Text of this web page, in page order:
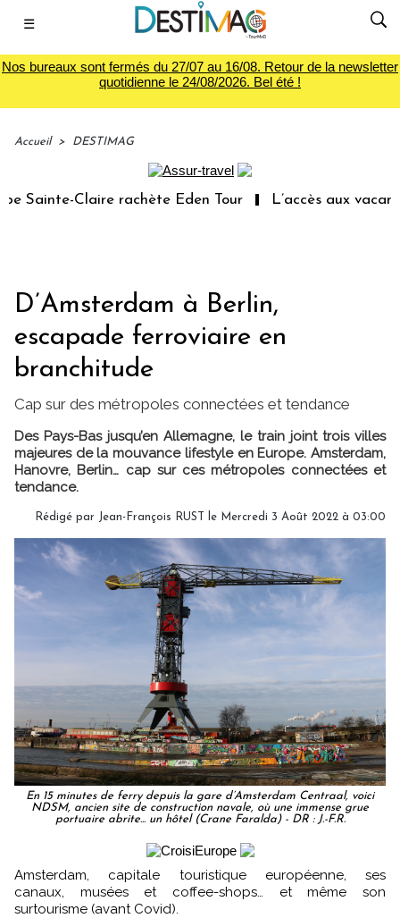
☰
Nos bureaux sont fermés du 27/07 au 16/08. Retour de la newsletter
quotidienne le 24/08/2026. Bel été !
Accueil > DESTIMAG
Sainte-Claire rachète Eden Tour L’accès aux
D’Amsterdam à Berlin,
escapade ferroviaire en
branchitude
Cap sur des métropoles connectées et tendance
Des Pays-Bas jusqu’en Allemagne, le train joint trois villes
majeures de la mouvance lifestyle en Europe. Amsterdam,
Hanovre, Berlin… cap sur ces métropoles connectées et
tendance.
Rédigé par Jean-François RUST le Mercredi 3 Août 2022 à 03:00
En 15 minutes de ferry depuis la gare d’Amsterdam Centraal, voici
NDSM, ancien site de construction navale, où une immense grue
portuaire abrite... un hôtel (Crane Faralda) - DR : J.-F.R.
Amsterdam, capitale touristique européenne, ses
canaux, musées et coffee-shops… et même son
surtourisme (avant Covid).